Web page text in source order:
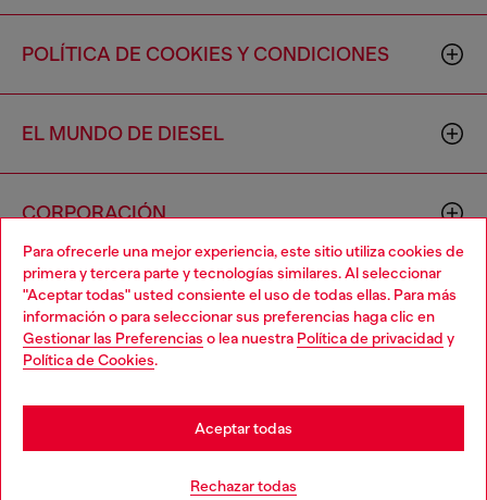
Para ofrecerle una mejor experiencia, este sitio utiliza cookies de
primera y tercera parte y tecnologías similares. Al seleccionar
"Aceptar todas" usted consiente el uso de todas ellas. Para más
información o para seleccionar sus preferencias haga clic en
Gestionar las Preferencias o lea nuestra Política de privacidad y
Política de Cookies.
Rechazar todas
Aceptar todas
POLÍTICA DE COOKIES Y CONDICIONES
EL MUNDO DE DIESEL
CORPORACIÓN
Copyright © 2026 Diesel SpA - Todos los derechos reservados -
No vendas ni compartas mi información personal